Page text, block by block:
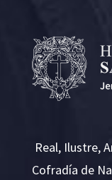
Real, Ilustre,
Cofradía de